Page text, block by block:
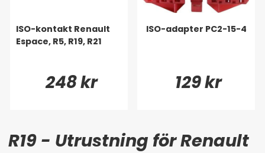
ISO-kontakt Renault
Espace, R5, R19, R21
248 kr
ISO-adapter PC2-15-4
129 kr
R19 - Utrustning för Renault